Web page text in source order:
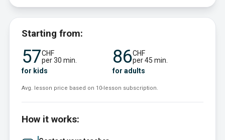
Starting from:
57CHF
per 30 min.
for kids
86CHF
per 45 min.
for adults
Avg. lesson price based on 10-lesson subscription.
How it works: